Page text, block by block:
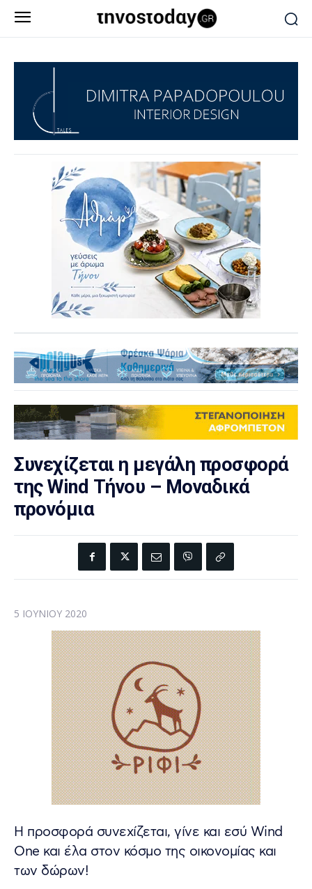
Συνεχίζεται η μεγάλη προσφορά
της Wind Τήνου – Μοναδικά
προνόμια
5 ΙΟΥΝΊΟΥ 2020
H προσφορά συνεχίζεται, γίνε και εσύ Wind
One και έλα στον κόσμο της οικονομίας και
των δώρων!